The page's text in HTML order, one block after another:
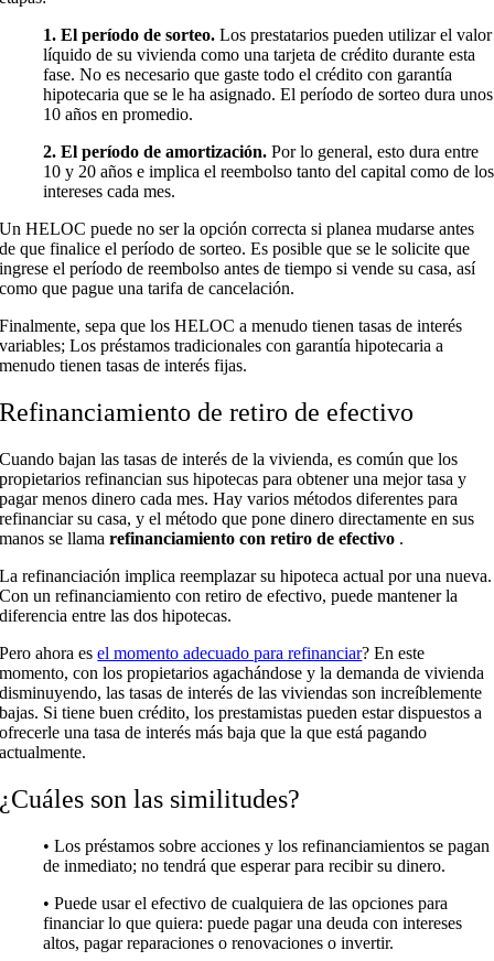
1. El período de sorteo. Los prestatarios pueden utilizar el valor
líquido de su vivienda como una tarjeta de crédito durante esta
fase. No es necesario que gaste todo el crédito con garantía
hipotecaria que se le ha asignado. El período de sorteo dura unos
10 años en promedio.
2. El período de amortización. Por lo general, esto dura entre
10 y 20 años e implica el reembolso tanto del capital como de los
intereses cada mes.
Un HELOC puede no ser la opción correcta si planea mudarse antes
de que finalice el período de sorteo. Es posible que se le solicite que
ingrese el período de reembolso antes de tiempo si vende su casa, así
como que pague una tarifa de cancelación.
Finalmente, sepa que los HELOC a menudo tienen tasas de interés
variables; Los préstamos tradicionales con garantía hipotecaria a
menudo tienen tasas de interés fijas.
Refinanciamiento de retiro de efectivo
Cuando bajan las tasas de interés de la vivienda, es común que los
propietarios refinancian sus hipotecas para obtener una mejor tasa y
pagar menos dinero cada mes. Hay varios métodos diferentes para
refinanciar su casa, y el método que pone dinero directamente en sus
manos se llamarefinanciamiento con retiro de efectivo .
La refinanciación implica reemplazar su hipoteca actual por una nueva.
Con un refinanciamiento con retiro de efectivo, puede mantener la
diferencia entre las dos hipotecas.
Pero ahora es el momento adecuado para refinanciar? En este
momento, con los propietarios agachándose y la demanda de vivienda
disminuyendo, las tasas de interés de las viviendas son increíblemente
bajas. Si tiene buen crédito, los prestamistas pueden estar dispuestos a
ofrecerle una tasa de interés más baja que la que está pagando
actualmente.
¿Cuáles son las similitudes?
• Los préstamos sobre acciones y los refinanciamientos se pagan
de inmediato; no tendrá que esperar para recibir su dinero.
• Puede usar el efectivo de cualquiera de las opciones para
financiar lo que quiera: puede pagar una deuda con intereses
altos, pagar reparaciones o renovaciones o invertir.